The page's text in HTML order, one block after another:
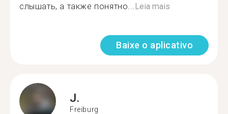
слышать, а также понятно...Leia mais
Baixe o aplicativo
J.
Freiburg